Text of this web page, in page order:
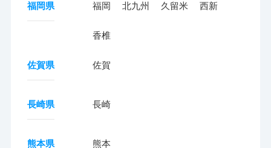
福岡県 福岡 北九州 久留米 西新
香椎
佐賀県 佐賀
長崎県 長崎
熊本県 熊本